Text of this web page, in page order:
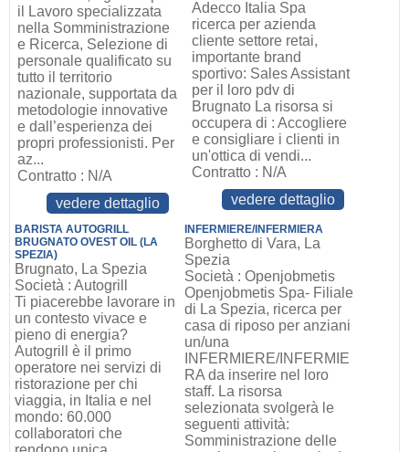
il Lavoro specializzata
nella Somministrazione
e Ricerca, Selezione di
personale qualificato su
tutto il territorio
nazionale, supportata da
metodologie innovative
e dall’esperienza dei
propri professionisti. Per
az...
Contratto : N/A
vedere dettaglio
Adecco Italia Spa
ricerca per azienda
cliente settore retai,
importante brand
sportivo: Sales Assistant
per il loro pdv di
Brugnato La risorsa si
occupera di : Accogliere
e consigliare i clienti in
un'ottica di vendi...
Contratto : N/A
vedere dettaglio
BARISTA AUTOGRILL
BRUGNATO OVEST OIL (LA
SPEZIA)
Brugnato, La Spezia
Società : Autogrill
Ti piacerebbe lavorare in
un contesto vivace e
pieno di energia?
Autogrill è il primo
operatore nei servizi di
ristorazione per chi
viaggia, in Italia e nel
mondo: 60.000
collaboratori che
INFERMIERE/INFERMIERA
Borghetto di Vara, La
Spezia
Società : Openjobmetis
Openjobmetis Spa- Filiale
di La Spezia, ricerca per
casa di riposo per anziani
un/una
INFERMIERE/INFERMIE
RA da inserire nel loro
staff. La risorsa
selezionata svolgerà le
seguenti attività:
Somministrazione delle